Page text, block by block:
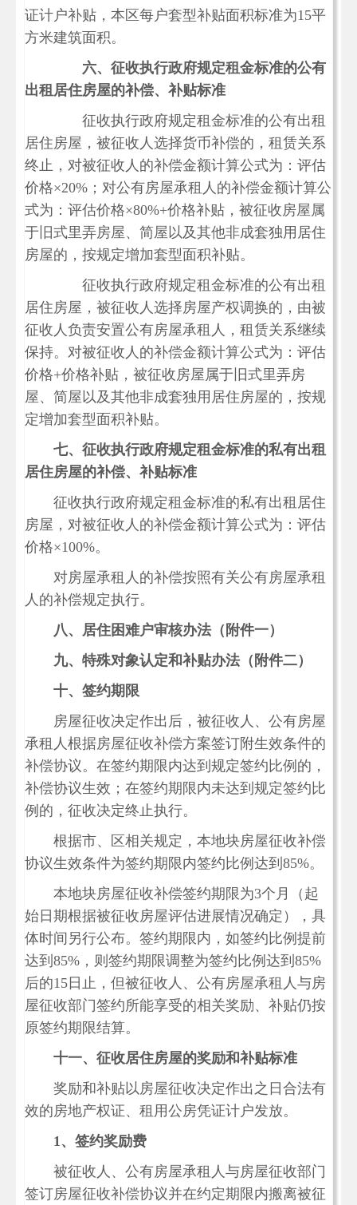
证计户补贴，本区每户套型补贴面积标准为15平
方米建筑面积。
六、征收执行政府规定租金标准的公有
出租居住房屋的补偿、补贴标准
征收执行政府规定租金标准的公有出租
居住房屋，被征收人选择货币补偿的，租赁关系
终止，对被征收人的补偿金额计算公式为：评估
价格×20%；对公有房屋承租人的补偿金额计算公
式为：评估价格×80%+价格补贴，被征收房屋属
于旧式里弄房屋、简屋以及其他非成套独用居住
房屋的，按规定增加套型面积补贴。
征收执行政府规定租金标准的公有出租
居住房屋，被征收人选择房屋产权调换的，由被
征收人负责安置公有房屋承租人，租赁关系继续
保持。对被征收人的补偿金额计算公式为：评估
价格+价格补贴，被征收房屋属于旧式里弄房
屋、简屋以及其他非成套独用居住房屋的，按规
定增加套型面积补贴。
七、征收执行政府规定租金标准的私有出租
居住房屋的补偿、补贴标准
征收执行政府规定租金标准的私有出租居住
房屋，对被征收人的补偿金额计算公式为：评估
价格×100%。
对房屋承租人的补偿按照有关公有房屋承租
人的补偿规定执行。
八、居住困难户审核办法（附件一）
九、特殊对象认定和补贴办法（附件二）
十、签约期限
房屋征收决定作出后，被征收人、公有房屋
承租人根据房屋征收补偿方案签订附生效条件的
补偿协议。在签约期限内达到规定签约比例的，
补偿协议生效；在签约期限内未达到规定签约比
例的，征收决定终止执行。
根据市、区相关规定，本地块房屋征收补偿
协议生效条件为签约期限内签约比例达到 85%。
本地块房屋征收补偿签约期限为3个月（起
始日期根据被征收房屋评估进展情况确定），具
体时间另行公布。 签约期限内，如签约比例提前
达到 85%，则签约期限调整为签约比例达到85%
后的15日止，但被征收人、公有房屋承租人与房
屋征收部门签约所能享受的相关奖励、补贴仍按
原签约期限结算。
十一、 征收居住房屋的奖励和补贴标准
奖励和补贴以房屋征收决定作出之日合法有
效的房地产权证、租用公房凭证计户发放。
1、签约奖励费
被征收人、公有房屋承租人与房屋征收部门
签订房屋征收补偿协议并在约定期限内搬离被征